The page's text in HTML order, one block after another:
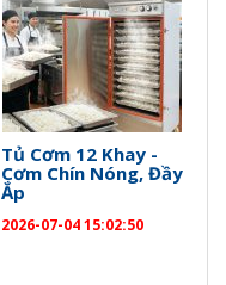
Tủ Cơm 12 Khay -
Cơm Chín Nóng, Đầy
Ắp
2026-07-04 15:02:50